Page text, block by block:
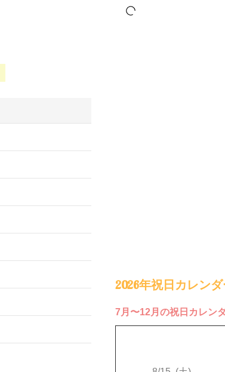
2026年祝日カレンダ
7月〜12月の祝日カレン